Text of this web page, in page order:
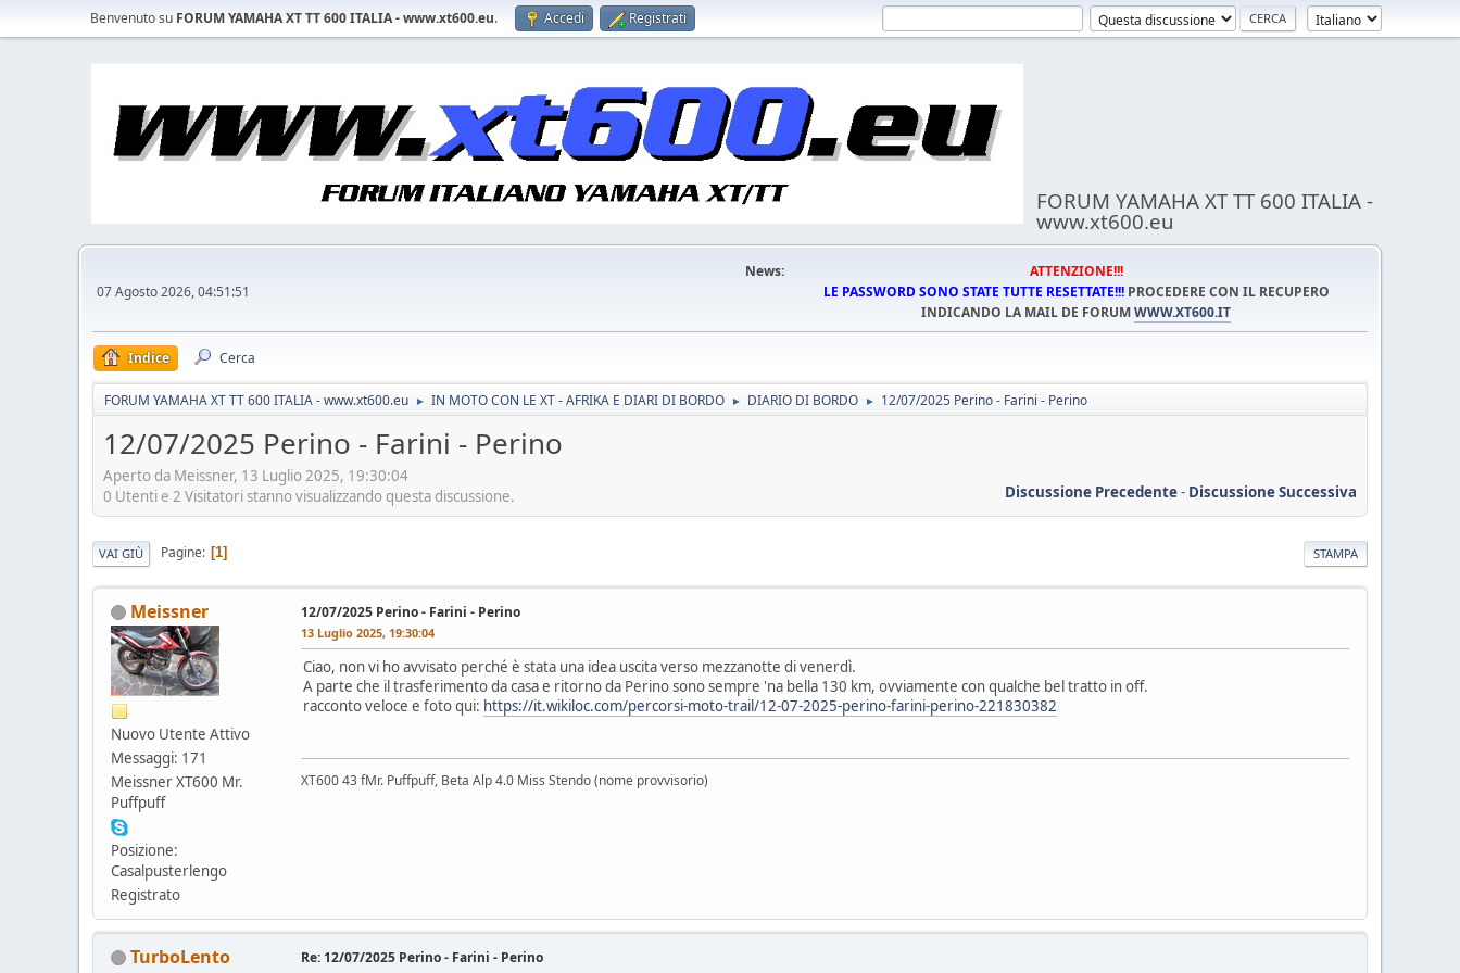
Benvenuto su FORUM YAMAHA XT TT 600 ITALIA - www.xt600.eu. Accedi Registrati
FORUM YAMAHA XT TT 600 ITALIA -
www.xt600.eu
07 Agosto 2026, 04:51:51
News:
ATTENZIONE!!!
LE PASSWORD SONO STATE TUTTE RESETTATE!!!PROCEDERE CON IL RECUPERO
INDICANDO LA MAIL DE FORUMWWW.XT600.IT
Indice Cerca
FORUM YAMAHA XT TT 600 ITALIA - www.xt600.eu ► IN MOTO CON LE XT - AFRIKA E DIARI DI BORDO ► DIARIO DI BORDO ► 12/07/2025 Perino - Farini - Perino
12/07/2025 Perino - Farini - Perino
Aperto da Meissner, 13 Luglio 2025, 19:30:04
Discussione Precedente- Discussione Successiva
0 Utenti e 2 Visitatori stanno visualizzando questa discussione.
STAMPA
VAI GIÙ Pagine 1
Meissner
Nuovo Utente Attivo
Messaggi: 171
Meissner XT600 Mr.
Puffpuff
Posizione:
Casalpusterlengo
Registrato
12/07/2025 Perino - Farini - Perino
13 Luglio 2025, 19:30:04
Ciao, non vi ho avvisato perché è stata una idea uscita verso mezzanotte di venerdì.
A parte che il trasferimento da casa e ritorno da Perino sono sempre 'na bella 130 km, ovviamente con qualche bel tratto in off.
racconto veloce e foto qui: https://it.wikiloc.com/percorsi-moto-trail/12-07-2025-perino-farini-perino-221830382
XT600 43 fMr. Puffpuff, Beta Alp 4.0 Miss Stendo (nome provvisorio)
TurboLento Re: 12/07/2025 Perino - Farini - Perino